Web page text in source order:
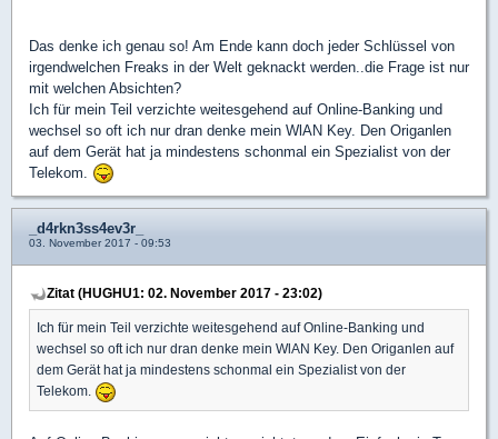
Das denke ich genau so! Am Ende kann doch jeder Schlüssel von
irgendwelchen Freaks in der Welt geknackt werden..die Frage ist nur
mit welchen Absichten?
Ich für mein Teil verzichte weitesgehend auf Online-Banking und
wechsel so oft ich nur dran denke mein WlAN Key. Den Origanlen
auf dem Gerät hat ja mindestens schonmal ein Spezialist von der
Telekom.
_d4rkn3ss4ev3r_
03. November 2017 - 09:53
Zitat (HUGHU1: 02. November 2017 - 23:02)
Ich für mein Teil verzichte weitesgehend auf Online-Banking und
wechsel so oft ich nur dran denke mein WlAN Key. Den Origanlen auf
dem Gerät hat ja mindestens schonmal ein Spezialist von der
Telekom.